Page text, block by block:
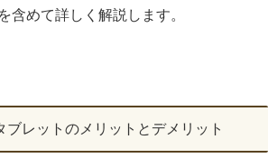
含めて詳しく解説します。
ブレットのメリットとデメリット